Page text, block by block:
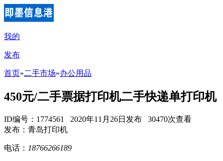
我的
发布
首页»二手市场»办公用品
450元/二手票据打印机二手快递单打印机
ID编号：1774561 2020年11月26日发布 30470次查看
发布：青岛打印机
电话： 18766266189